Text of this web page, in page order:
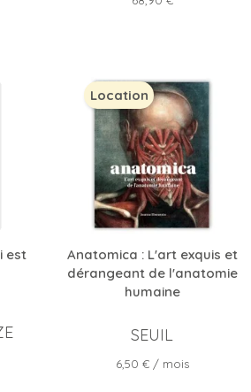
est
Anatomica : L'art exquis et
dérangeant de l'anatomie
humaine
SEUIL
Prix
6,50 €/ mois
Location